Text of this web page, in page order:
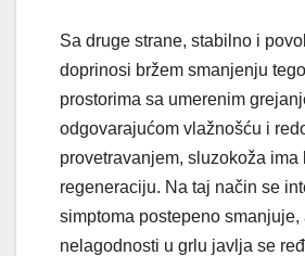
Sa druge strane, stabilno i
doprinosi bržem smanjenju
prostorima sa umerenim
odgovarajućom vlažnošću i
provetravanjem, sluzokoža ima
regeneraciju. Na taj način se
simptoma postepeno smanjuje,
nelagodnosti u grlu javlja se